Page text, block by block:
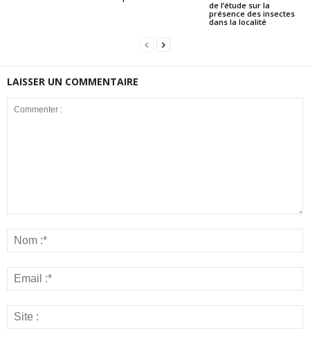
de l’étude sur la
présence des insectes
dans la localité
LAISSER UN COMMENTAIRE